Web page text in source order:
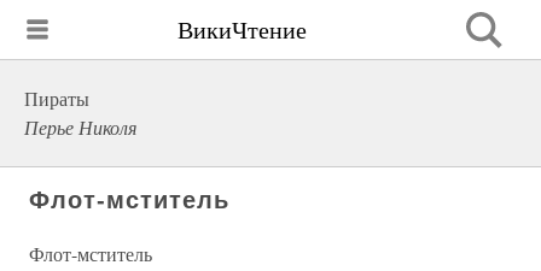
ВикиЧтение
Пираты
Перье Николя
Флот-мститель
Флот-мститель